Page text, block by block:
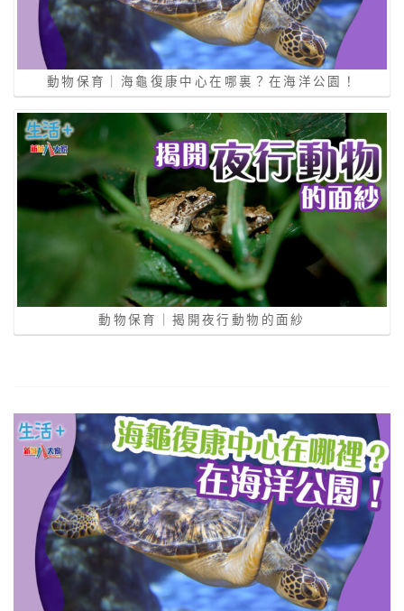
動物保育｜海龜復康中心在哪裏？在海洋公園！
動物保育｜揭開夜行動物的面紗